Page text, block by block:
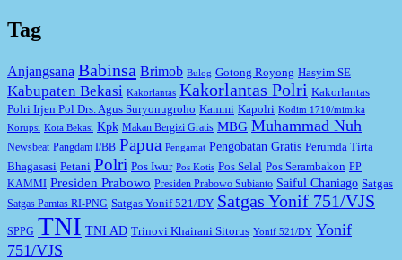
Tag
Anjangsana Babinsa Brimob Bulog Gotong Royong Hasyim SE
Kabupaten Bekasi Kakorlantas Kakorlantas Polri Kakorlantas
Polri Irjen Pol Drs. Agus Suryonugroho Kammi Kapolri Kodim 1710/mimika
Korupsi Kota Bekasi Kpk Makan Bergizi Gratis MBG Muhammad Nuh
Newsbeat Pangdam I/BB Papua Pengamat Pengobatan Gratis Perumda Tirta
Bhagasasi Petani Polri Pos Iwur Pos Kotis Pos Selal Pos Serambakon PP
KAMMI Presiden Prabowo Presiden Prabowo Subianto Saiful Chaniago Satgas
Satgas Pamtas RI-PNG Satgas Yonif 521/DY Satgas Yonif 751/VJS
SPPG TNI TNI AD Trinovi Khairani Sitorus Yonif 521/DY Yonif
751/VJS